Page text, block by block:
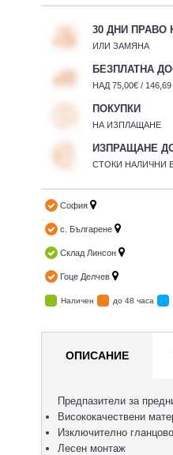
30 ДНИ
ИЛИ ЗАМЯНА
БЕЗПЛАТНА
НАД 75,00€ / 146,69
ПОКУПКИ
НА ИЗПЛАЩАНЕ
ИЗПРАЩАНЕ
СТОКИ НАЛИЧНИ
София
с. Българене
Склад Линсон
Гоце Делчев
Наличен до 48 часа
ОПИСАНИЕ
Предпазители за
Висококачествени
Изключително
Лесен монтаж